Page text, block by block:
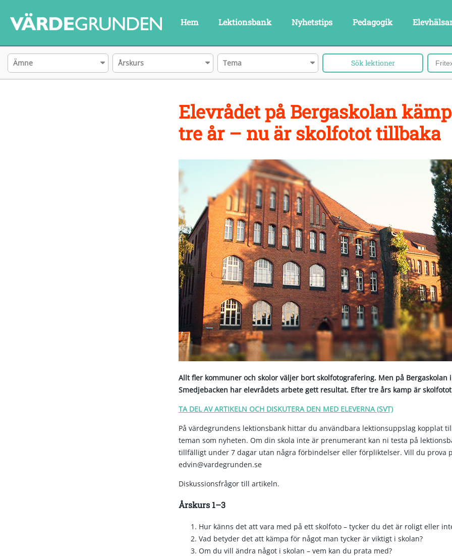
Hem Lektionsbank Nyhetstips Pedagogik
Ämne Årskurs Tema
Elevrådet på Bergaskolan
tre år – nu är skolfotot tillbaka
Allt fler kommuner och skolor väljer bort skolfotografering. Men på Bergaskolan i
Smedjebacken har elevrådets arbete gett resultat. Efter tre års kamp är
TA DEL AV ARTIKELN OCH DISKUTERA DEN MED ELEVERNA (SVT)
På värdegrundens lektionsbank hittar du användbara lektionsuppslag kopplat
teman som nyheten. Om din skola inte är prenumerant kan ni testa på
tillfälligt under 7 dagar utan några förbindelser eller förpliktelser. Vill du prova
edvin@vardegrunden.se
Diskussionsfrågor till artikeln.
Årskurs 1–3
Hur känns det att vara med på ett skolfoto – tycker du det är roligt eller
Vad betyder det att kämpa för något man tycker är viktigt i skolan?
Om du vill ändra något i skolan – vem kan du prata med?